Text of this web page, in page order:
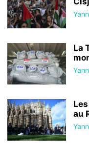
La
au